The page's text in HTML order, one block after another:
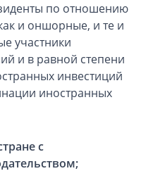
по отношению
и оншорные, и те и
участники
и в равной степени
инвестиций
иностранных
с